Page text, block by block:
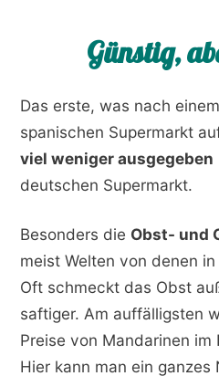
Günstig,
Das erste, was nach
spanischen Supermarkt
viel weniger ausgegeben
deutschen Supermarkt.
Besonders die Obst- und
meist Welten von denen
Oft schmeckt das Obst
saftiger. Am auffälligsten
Preise von Mandarinen im
Hier kann man ein ganzes